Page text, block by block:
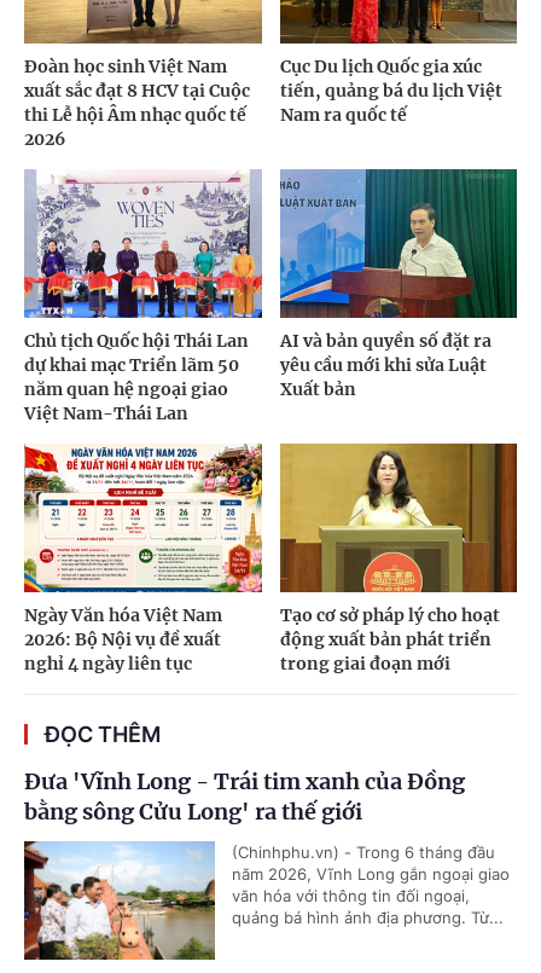
Đoàn học sinh Việt Nam
xuất sắc đạt 8 HCV tại Cuộc
thi Lễ hội Âm nhạc quốc tế
2026
Cục Du lịch Quốc gia xúc
tiến, quảng bá du lịch Việt
Nam ra quốc tế
Chủ tịch Quốc hội Thái Lan
dự khai mạc Triển lãm 50
năm quan hệ ngoại giao
Việt Nam-Thái Lan
AI và bản quyền số đặt ra
yêu cầu mới khi sửa Luật
Xuất bản
Ngày Văn hóa Việt Nam
2026: Bộ Nội vụ đề xuất
nghỉ 4 ngày liên tục
Tạo cơ sở pháp lý cho hoạt
động xuất bản phát triển
trong giai đoạn mới
ĐỌC THÊM
Đưa 'Vĩnh Long - Trái tim xanh của Đồng
bằng sông Cửu Long' ra thế giới
(Chinhphu.vn) - Trong 6 tháng đầu
năm 2026, Vĩnh Long gắn ngoại giao
văn hóa với thông tin đối ngoại,
quảng bá hình ảnh địa phương. Từ...